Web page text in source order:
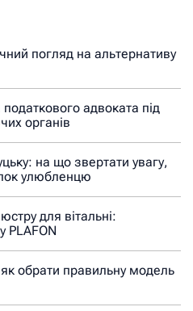
погляд на альтернативу
адвоката під
органів
на що звертати увагу,
улюбленцю
для вітальні:
PLAFON
обрати правильну модель